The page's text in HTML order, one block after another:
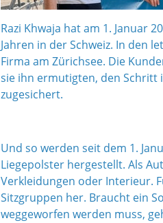
Razi Khwaja hat am 1. Januar
Jahren in der Schweiz. In den
Firma am Zürichsee. Die
sie ihn ermutigten, den Schritt
zugesichert.
Und so werden seit dem 1.
Liegepolster hergestellt. Als
Verkleidungen oder Interieur.
Sitzgruppen her. Braucht ein
weggeworfen werden muss,